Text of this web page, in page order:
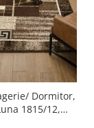
Dormitor,
1815/12,